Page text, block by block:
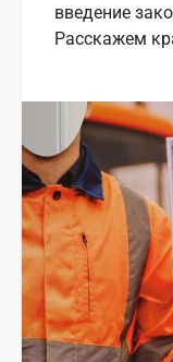
введение
Расскажем